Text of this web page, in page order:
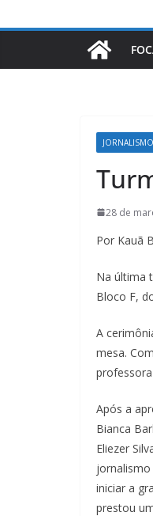
JORNALISMO
28 de
Por Kauã
Na última
Bloco F,
A
mesa.
Após a
Bianca
Eliezer
jornalismo
iniciar a
prestou